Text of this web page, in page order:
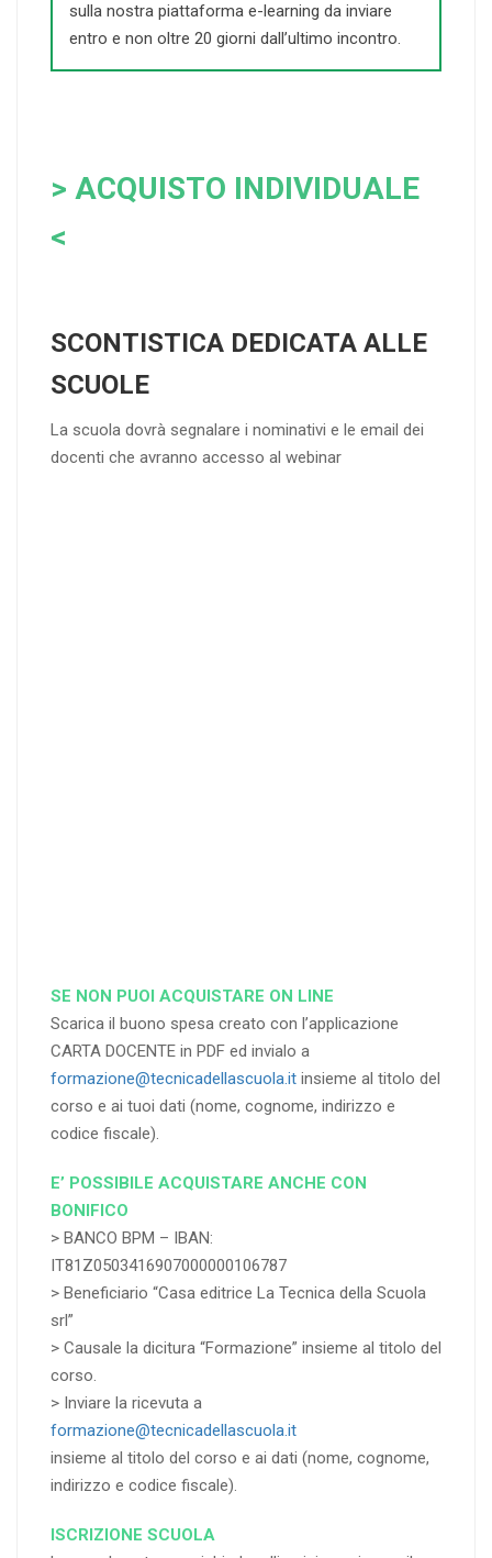
sulla nostra piattaforma e-learning da inviare
entro e non oltre 20 giorni dall’ultimo incontro.
> ACQUISTO INDIVIDUALE
<
SCONTISTICA DEDICATA ALLE
SCUOLE
La scuola dovrà segnalare i nominativi e le email dei
docenti che avranno accesso al webinar
SE NON PUOI ACQUISTARE ON LINE
Scarica il buono spesa creato con l’applicazione
CARTA DOCENTE in PDF ed invialo a
formazione@tecnicadellascuola.it insieme al titolo del
corso e ai tuoi dati (nome, cognome, indirizzo e
codice fiscale).
E’ POSSIBILE ACQUISTARE ANCHE CON
BONIFICO
> BANCO BPM – IBAN:
IT81Z0503416907000000106787
> Beneficiario “Casa editrice La Tecnica della Scuola
srl”
> Causale la dicitura “Formazione” insieme al titolo del
corso.
> Inviare la ricevuta a
formazione@tecnicadellascuola.it
insieme al titolo del corso e ai dati (nome, cognome,
indirizzo e codice fiscale).
ISCRIZIONE SCUOLA